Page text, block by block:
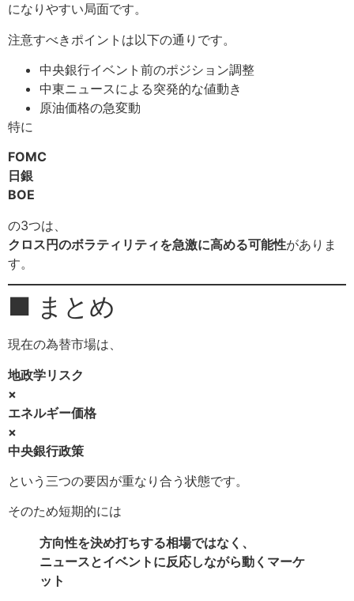
になりやすい局面です。
注意すべきポイントは以下の通りです。
中央銀行イベント前のポジション調整
中東ニュースによる突発的な値動き
原油価格の急変動
特に
FOMC
日銀
BOE
の3つは、
クロス円のボラティリティを急激に高める可能性がありま
す。
■ まとめ
現在の為替市場は、
地政学リスク
×
エネルギー価格
×
中央銀行政策
という三つの要因が重なり合う状態です。
そのため短期的には
方向性を決め打ちする相場ではなく、
ニュースとイベントに反応しながら動くマーケ
ット